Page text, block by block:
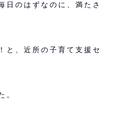
日のはずなのに、満たさ
と、近所の子育て支援セ
。